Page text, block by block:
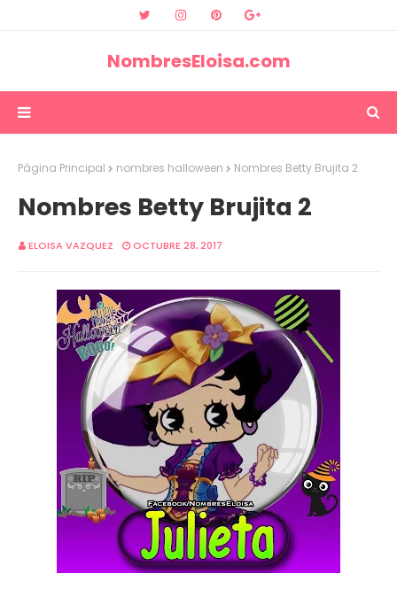
NombresEloisa.com
Página Principal nombres halloween Nombres Betty Brujita 2
Nombres Betty Brujita 2
ELOISA VAZQUEZ OCTUBRE 28, 2017